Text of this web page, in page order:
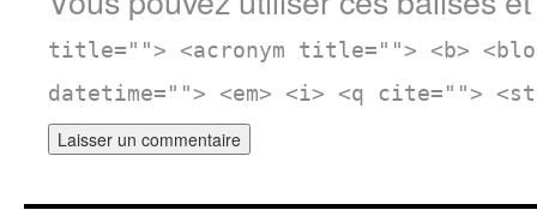
title=""> <acronym title=""> <b>
datetime=""> <em> <i> <q cite="">